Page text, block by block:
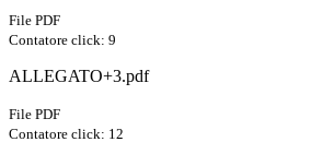
File PDF
Contatore click: 9
ALLEGATO+3.pdf
File PDF
Contatore click: 12